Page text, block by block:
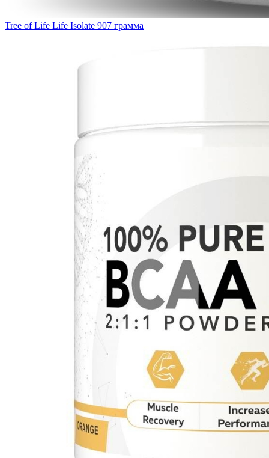
Tree of Life Life Isolate 907 грамма